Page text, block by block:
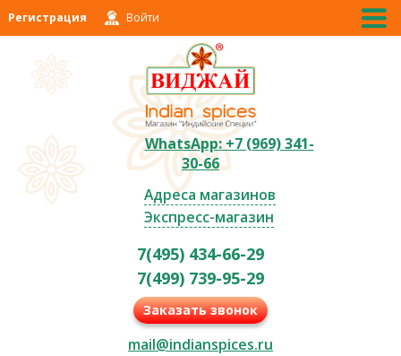
Регистрация Войти
WhatsApp: +7 (969) 341-
30-66
Адреса магазинов
Экспресс-магазин
7(495) 434-66-29
7(499) 739-95-29
Заказать звонок
mail@indianspices.ru